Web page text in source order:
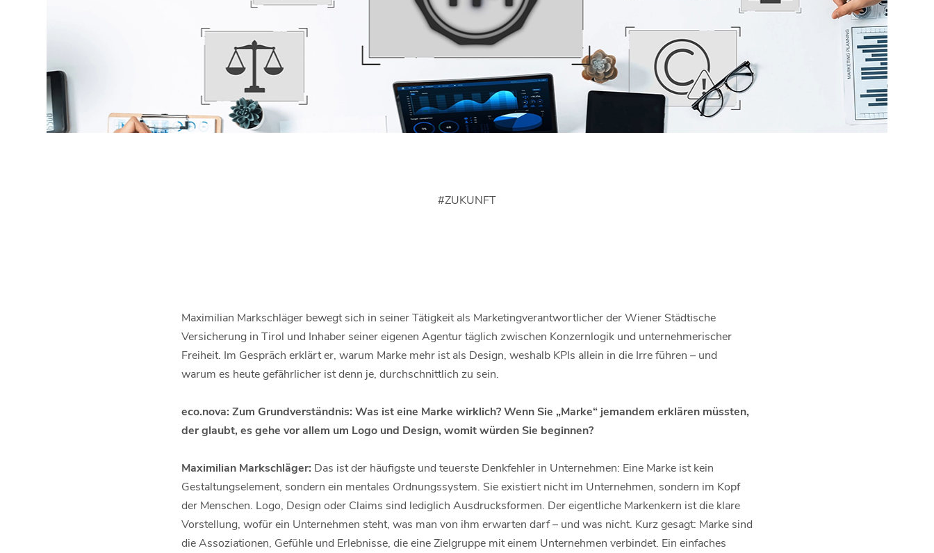
#ZUKUNFT
Maximilian Markschläger bewegt sich in seiner Tätigkeit als Marketingverantwortlicher der Wiener Städtische
Versicherung in Tirol und Inhaber seiner eigenen Agentur täglich zwischen Konzernlogik und unternehmerischer
Freiheit. Im Gespräch erklärt er, warum Marke mehr ist als Design, weshalb KPIs allein in die Irre führen – und
warum es heute gefährlicher ist denn je, durchschnittlich zu sein.
eco.nova: Zum Grundverständnis: Was ist eine Marke wirklich? Wenn Sie „Marke“ jemandem erklären müssten,
der glaubt, es gehe vor allem um Logo und Design, womit würden Sie beginnen?
Maximilian Markschläger: Das ist der häufigste und teuerste Denkfehler in Unternehmen: Eine Marke ist kein
Gestaltungselement, sondern ein mentales Ordnungssystem. Sie existiert nicht im Unternehmen, sondern im Kopf
der Menschen. Logo, Design oder Claims sind lediglich Ausdrucksformen. Der eigentliche Markenkern ist die klare
Vorstellung, wofür ein Unternehmen steht, was man von ihm erwarten darf – und was nicht. Kurz gesagt: Marke sind
die Assoziationen, Gefühle und Erlebnisse, die eine Zielgruppe mit einem Unternehmen verbindet. Ein einfaches